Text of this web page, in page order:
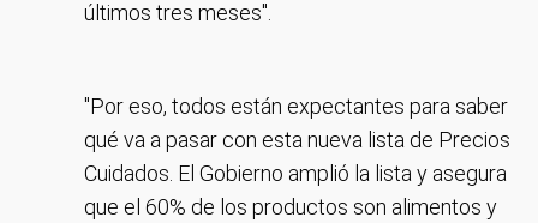
últimos tres meses".
"Por eso, todos están expectantes para saber
qué va a pasar con esta nueva lista de Precios
Cuidados. El Gobierno amplió la lista y asegura
que el 60% de los productos son alimentos y